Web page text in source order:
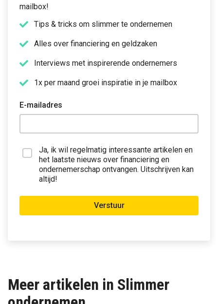
mailbox!
Tips & tricks om slimmer te ondernemen
Alles over financiering en geldzaken
Interviews met inspirerende ondernemers
1x per maand groei inspiratie in je mailbox
E-mailadres
Ja, ik wil regelmatig interessante artikelen en
het laatste nieuws over financiering en
ondernemerschap ontvangen. Uitschrijven kan
altijd!
Verstuur
Meer artikelen in Slimmer